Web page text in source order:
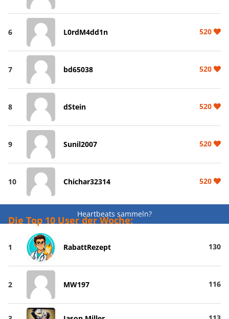
6 L0rdM4dd1n 520
7 bd65038 520
8 dStein 520
9 Sunil2007 520
10 Chichar32314 520
Heartbeats sammeln?
Die Top 10 User der Woche:
1 RabattRezept 130
2 MW197 116